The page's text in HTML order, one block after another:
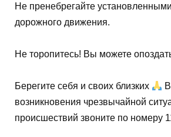
Не пренебрегайте
дорожного движения.
Не торопитесь! Вы можете
Берегите себя и своих близких
возникновения чрезвычайной
происшествий звоните по номеру